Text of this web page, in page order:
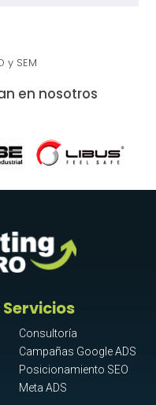
y SEM
en nosotros
Servicios
Consultoría
Campañas Google ADS
Posicionamiento SEO
Meta ADS